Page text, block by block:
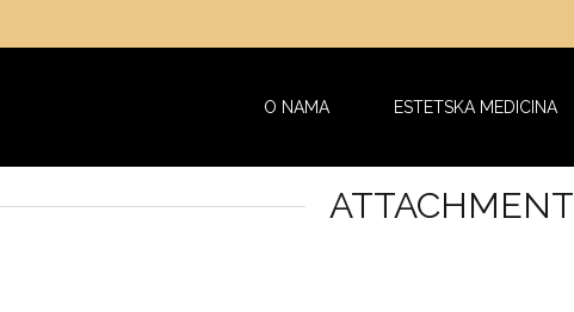
O NAMA ESTETSKA MEDICINA
ATTACHMENT